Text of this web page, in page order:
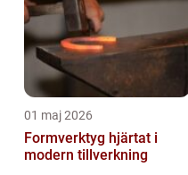
01 maj 2026
Formverktyg hjärtat i
modern tillverkning